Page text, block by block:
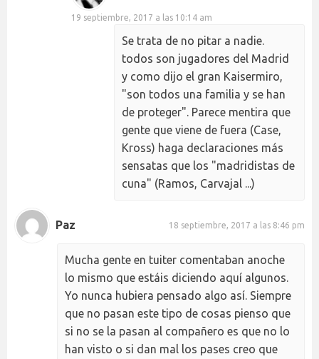
19 septiembre, 2017 a las 10:14 am
Se trata de no pitar a nadie.
todos son jugadores del Madrid
y como dijo el gran Kaisermiro,
"son todos una familia y se han
de proteger". Parece mentira que
gente que viene de fuera (Case,
Kross) haga declaraciones más
sensatas que los "madridistas de
cuna" (Ramos, Carvajal ...)
Paz 18 septiembre, 2017 a las 8:46 pm
Mucha gente en tuiter comentaban anoche
lo mismo que estáis diciendo aquí algunos.
Yo nunca hubiera pensado algo así. Siempre
que no pasan este tipo de cosas pienso que
si no se la pasan al compañero es que no lo
han visto o si dan mal los pases creo que